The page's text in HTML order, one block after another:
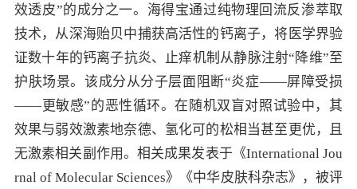
效透皮”的成分之一。海得宝通过纯物理回流反渗萃取
技术，从深海贻贝中捕获高活性的钙离子，将医学界验
证数十年的钙离子抗炎、止痒机制从静脉注射“降维”至
护肤场景。该成分从分子层面阻断“炎症——屏障受损
——更敏感”的恶性循环。在随机双盲对照试验中，其
效果与弱效激素地奈德、氢化可的松相当甚至更优，且
无激素相关副作用。相关成果发表于《International Jou
rnal of Molecular Sciences》《中华皮肤科杂志》，被评